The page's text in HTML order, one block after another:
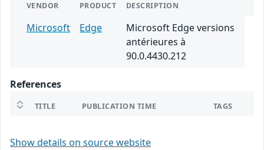
VENDOR PRODUCT DESCRIPTION
Microsoft Edge
Microsoft Edge versions
antérieures à
90.0.4430.212
References
TITLE PUBLICATION TIME TAGS
Show details on source website